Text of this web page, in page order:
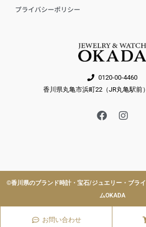
プライバシーポリシー
0120-00-4460
香川県丸亀市浜町22（JR丸亀駅前
F
a
o
k
I
n
r
a
m
©︎香川県のブランド時計・宝石/ジュエリー・ブラ
ムOKADA
お問い合わせ